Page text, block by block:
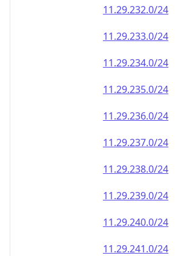
11.29.232.0/24
11.29.233.0/24
11.29.234.0/24
11.29.235.0/24
11.29.236.0/24
11.29.237.0/24
11.29.238.0/24
11.29.239.0/24
11.29.240.0/24
11.29.241.0/24